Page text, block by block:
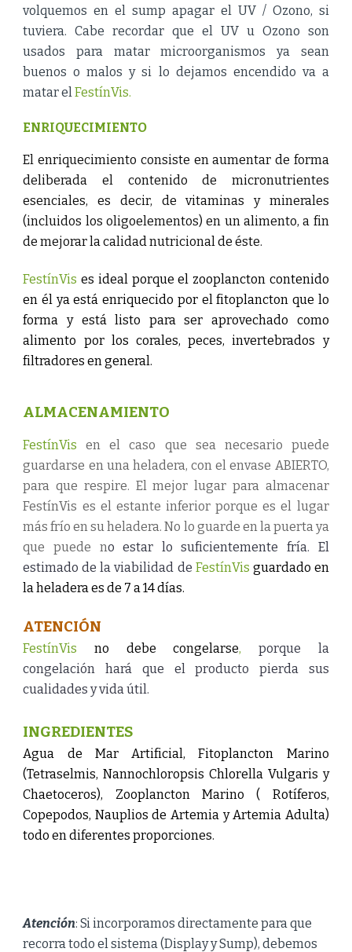
volquemos en el sump apagar el UV / Ozono, si
tuviera. Cabe recordar que el UV u Ozono son
usados para matar microorganismos ya sean
buenos o malos y si lo dejamos encendido va a
matar elFestínVis.
ENRIQUECIMIENTO
El enriquecimiento consiste en aumentar de forma
deliberada el contenido de micronutrientes
esenciales, es decir, de vitaminas y minerales
(incluidos los oligoelementos) en un alimento, a fin
de mejorar la calidad nutricional de éste.
FestínVises ideal porque el zooplancton contenido
en él ya está enriquecido por el fitoplancton que lo
forma y está listo para ser aprovechado como
alimento por los corales, peces, invertebrados y
filtradores en general.
ALMACENAMIENTO
FestínVisen el caso que sea necesario puede
guardarse en una heladera, con el envase ABIERTO,
para que respire. El mejor lugar para almacenar
FestínVis es el estante inferior porque es el lugar
más frío en su heladera. No lo guarde en la puerta ya
que puede no estar lo suficientemente fría. El
estimado de la viabilidad de FestínVis guardado en
la heladera es de 7 a 14 días.
ATENCIÓN
FestínVisno debe congelarse, porque la
congelación hará que el producto pierda sus
cualidades y vida útil.
INGREDIENTES
Agua de Mar Artificial, Fitoplancton Marino
(Tetraselmis, Nannochloropsis Chlorella Vulgaris y
Chaetoceros), Zooplancton Marino ( Rotíferos,
Copepodos, Nauplios de Artemia y Artemia Adulta)
todo en diferentes proporciones.
Atención: Si incorporamos directamente para que
recorra todo elsistema (Display y Sump), debemos